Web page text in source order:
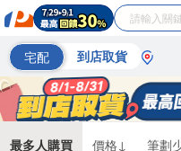
宅配 到店取貨
最多人購買 價格↓ 筆劃